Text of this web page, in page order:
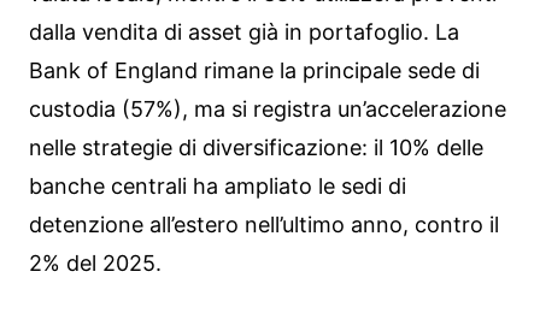
dalla vendita di asset già in portafoglio. La
Bank of England rimane la principale sede di
custodia (57%), ma si registra un’accelerazione
nelle strategie di diversificazione: il 10% delle
banche centrali ha ampliato le sedi di
detenzione all’estero nell’ultimo anno, contro il
2% del 2025.